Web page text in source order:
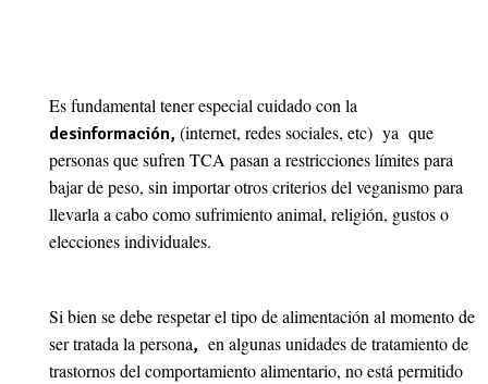
Es fundamental tener especial cuidado con la
desinformación, (internet, redes sociales, etc) ya que
personas que sufren TCA pasan a restricciones límites para
bajar de peso, sin importar otros criterios del veganismo para
llevarla a cabo como sufrimiento animal, religión, gustos o
elecciones individuales.
Si bien se debe respetar el tipo de alimentación al momento de
ser tratada la persona, en algunas unidades de tratamiento de
trastornos del comportamiento alimentario, no está permitido